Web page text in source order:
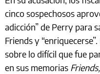
cinco sospechosos
adicción” de Perry para
Friends y
sobre lo difícil que fue
en sus memorias